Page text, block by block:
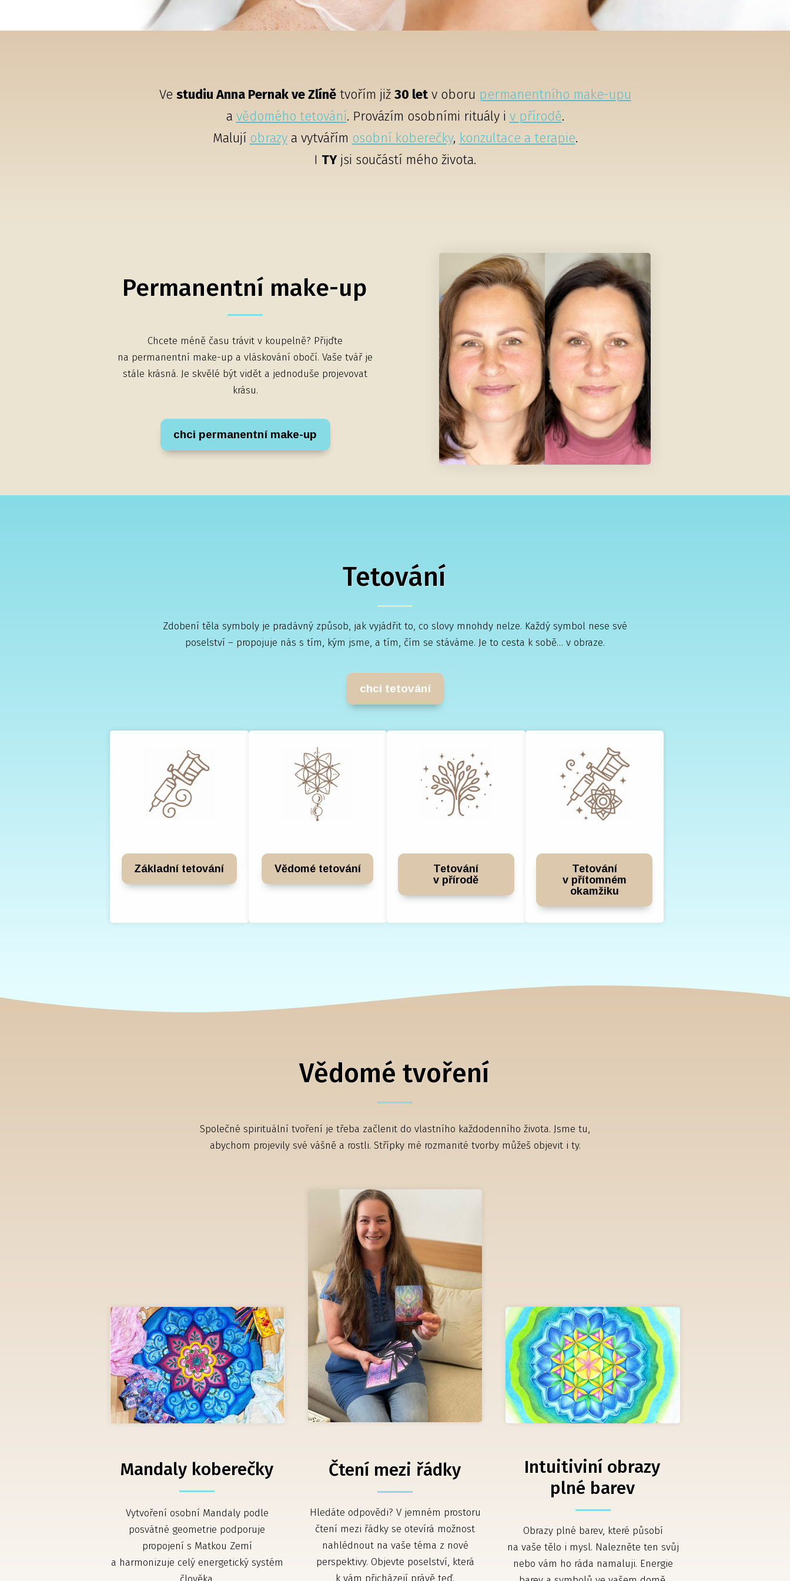
Ve studiu Anna Pernak ve Zlínětvořím již 30 letv oboru permanentního make-upu
a vědomého tetování. Provázím osobními rituály i v přírodě.
Malují obrazya vytvářím osobní koberečky, konzultace a terapie.
I TYjsi součástí mého života.
Permanentní make-up
Chcete méně času trávit v koupelně? Přijďte
na permanentní make-up a vláskování obočí. Vaše tvář je
stále krásná. Je skvělé být vidět a jednoduše projevovat
krásu.
chci permanentní make-up
Tetování
Zdobení těla symboly je pradávný způsob, jak vyjádřit to, co slovy mnohdy nelze. Každý symbol nese své
poselství – propojuje nás s tím, kým jsme, a tím, čím se stáváme. Je to cesta k sobě… v obraze.
chci tetování
Základní tetování Vědomé tetování
Tetování
v přírodě
Tetování
v přítomném
okamžiku
Vědomé tvoření
Společné spirituální tvoření je třeba začlenit do vlastního každodenního života. Jsme tu,
abychom projevily své vášně a rostli. Střípky mé rozmanité tvorby můžeš objevit i ty.
Mandaly koberečky
Vytvoření osobní Mandaly podle
posvátné geometrie podporuje
propojení s Matkou Zemí
a harmonizuje celý energetický systém
Čtení mezi řádky
Hledáte odpovědi? V jemném prostoru
čtení mezi řádky se otevírá možnost
nahlédnout na vaše téma z nové
perspektivy. Objevte poselství, která
k vám přicházejí právě teď.
Intuitiviní obrazy
plné barev
Obrazy plné barev, které působí
na vaše tělo i mysl. Nalezněte ten svůj
nebo vám ho ráda namaluji. Energie